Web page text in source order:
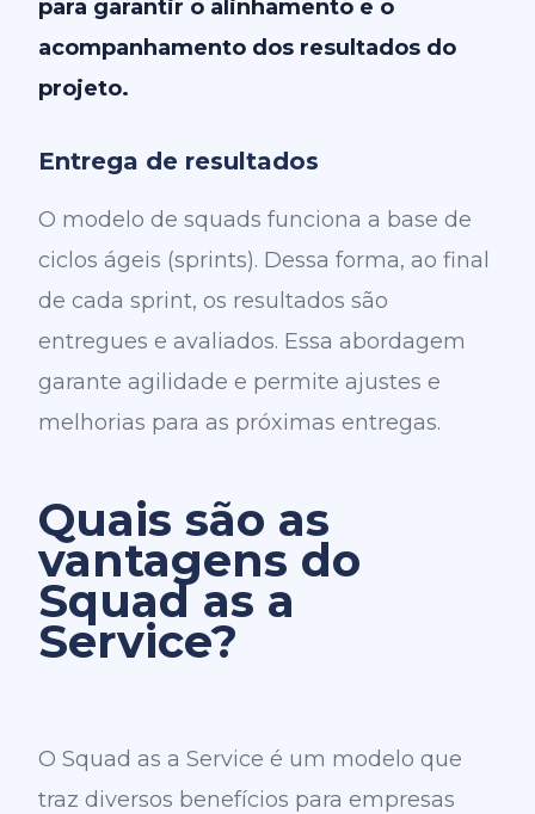
para garantir o alinhamento e o
acompanhamento dos resultados do
projeto.
Entrega de resultados
O modelo de squads funciona a base de
ciclos ágeis (sprints). Dessa forma, ao final
de cada sprint, os resultados são
entregues e avaliados. Essa abordagem
garante agilidade e permite ajustes e
melhorias para as próximas entregas.
Quais são as
vantagens do
Squad as a
Service?
O Squad as a Service é um modelo que
traz diversos benefícios para empresas